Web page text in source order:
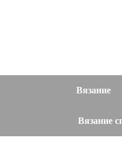
Вязание
Вязание